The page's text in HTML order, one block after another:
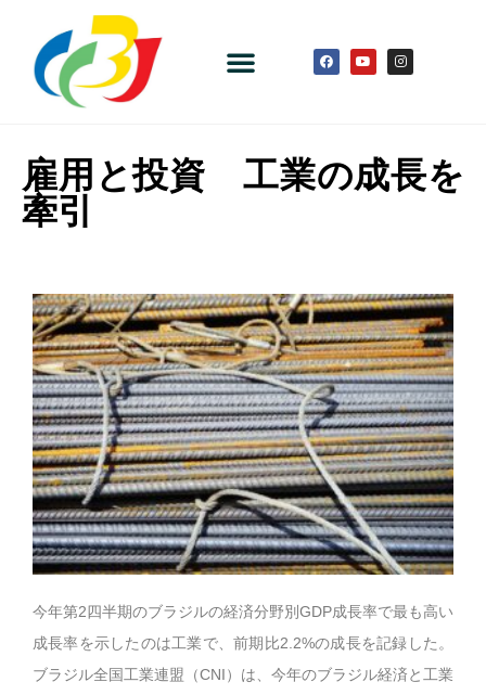
雇用と投資 工業の成長を
牽引
今年第2四半期のブラジルの経済分野別GDP成長率で最も高い
成長率を示したのは工業で、前期比2.2%の成長を記録した。
ブラジル全国工業連盟（CNI）は、今年のブラジル経済と工業